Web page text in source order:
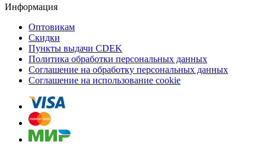
Информация
Оптовикам
Скидки
Пункты выдачи CDEK
Политика обработки персональных данных
Соглашение на обработку персональных данных
Соглашение на использование cookie